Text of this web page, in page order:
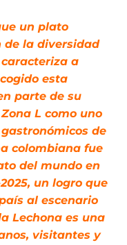
un plato
de la diversidad
a
esta
parte de su
L como uno
de
colombiana fue
del mundo en
un logro que
al escenario
Lechona es una
visitantes y